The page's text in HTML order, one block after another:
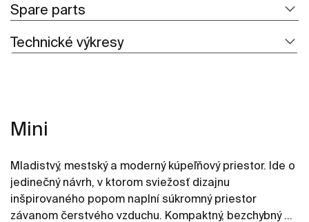
Spare parts
Technické výkresy
Mini
Mladistvý, mestský a moderný kúpeľňový priestor. Ide o
jedinečný návrh, v ktorom sviežosť dizajnu
inšpirovaného popom naplní súkromný priestor
závanom čerstvého vzduchu. Kompaktný, bezchybný a